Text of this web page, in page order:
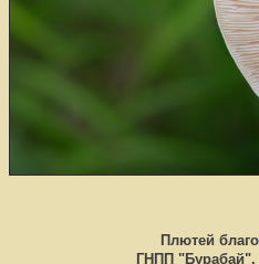
Плютей
ГНПП "Бурабай",